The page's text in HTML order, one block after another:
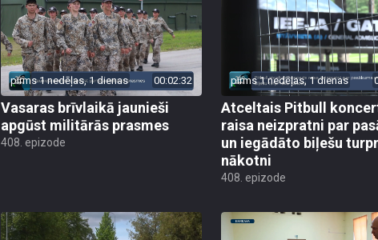
pirms 1 nedēļas, 1 dienas 00:02:32
Vasaras brīvlaikā jaunieši
apgūst militārās prasmes
408. epizode
pirms 1 nedēļas, 1 dienas
Atceltais Pitbull
raisa neizpratni par
un iegādāto biļešu
nākotni
408. epizode